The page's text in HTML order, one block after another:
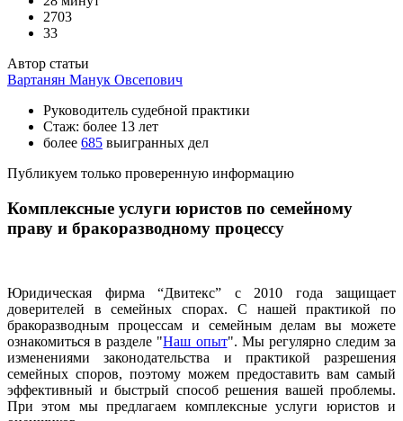
2703
33
Автор статьи
Вартанян Манук Овсепович
Руководитель судебной практики
Стаж: более 13 лет
более 685 выигранных дел
Публикуем только проверенную информацию
Комплексные услуги юристов по семейному
праву и бракоразводному процессу
Юридическая фирма “Двитекс” с 2010 года защищает
доверителей в семейных спорах. С нашей практикой по
бракоразводным процессам и семейным делам вы можете
ознакомиться в разделе "Наш опыт". Мы регулярно следим за
изменениями законодательства и практикой разрешения
семейных споров, поэтому можем предоставить вам самый
эффективный и быстрый способ решения вашей проблемы.
При этом мы предлагаем комплексные услуги юристов и